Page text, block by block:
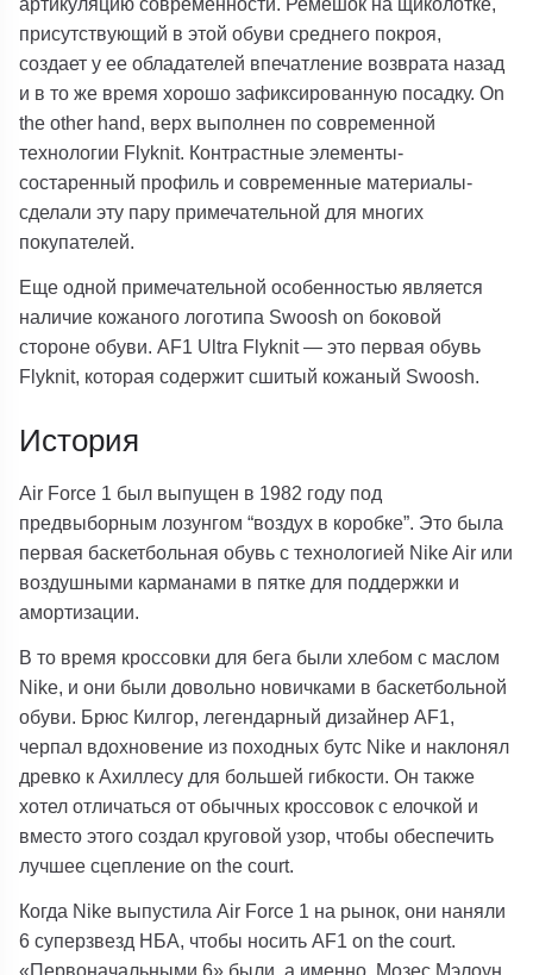
присутствующий в этой обуви среднего покроя,
создает у ее обладателей впечатление возврата назад
и в то же время хорошо зафиксированную посадку. On
the other hand, верх выполнен по современной
технологии Flyknit. Контрастные элементы-
состаренный профиль и современные материалы-
сделали эту пару примечательной для многих
покупателей.
Еще одной примечательной особенностью является
наличие кожаного логотипа Swoosh on боковой
стороне обуви. AF1 Ultra Flyknit — это первая обувь
Flyknit, которая содержит сшитый кожаный Swoosh.
История
Air Force 1 был выпущен в 1982 году под
предвыборным лозунгом “воздух в коробке”. Это была
первая баскетбольная обувь с технологией Nike Air или
воздушными карманами в пятке для поддержки и
амортизации.
В то время кроссовки для бега были хлебом с маслом
Nike, и они были довольно новичками в баскетбольной
обуви. Брюс Килгор, легендарный дизайнер AF1,
черпал вдохновение из походных бутс Nike и наклонял
древко к Ахиллесу для большей гибкости. Он также
хотел отличаться от обычных кроссовок с елочкой и
вместо этого создал круговой узор, чтобы обеспечить
лучшее сцепление on the court.
Когда Nike выпустила Air Force 1 на рынок, они наняли
6 суперзвезд НБА, чтобы носить AF1 on the court.
«Первоначальными 6» были, а именно, Мозес Мэлоун